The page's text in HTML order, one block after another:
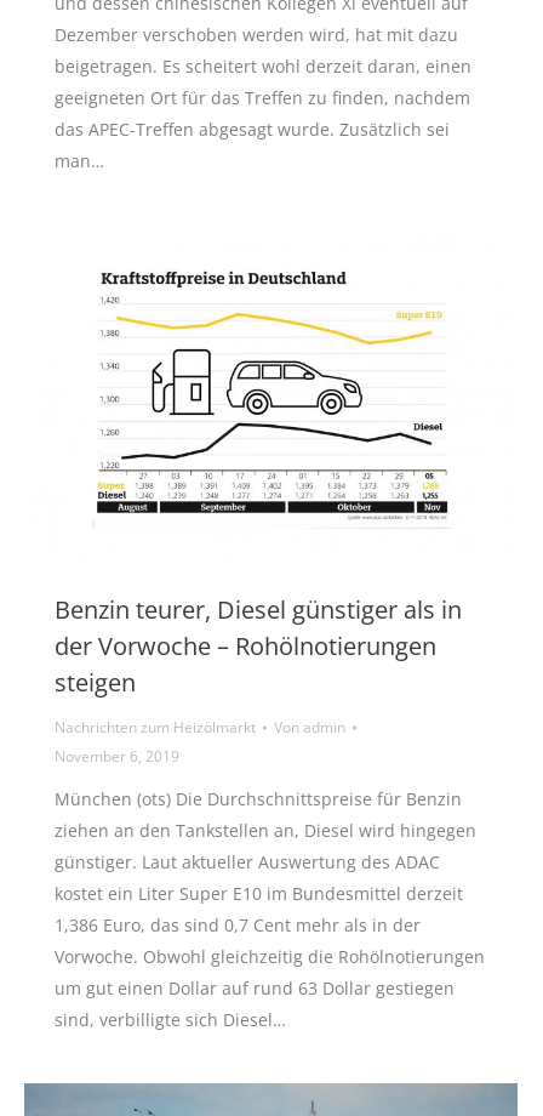
Dezember verschoben werden wird, hat mit dazu
beigetragen. Es scheitert wohl derzeit daran, einen
geeigneten Ort für das Treffen zu finden, nachdem
das APEC-Treffen abgesagt wurde. Zusätzlich sei
man…
Benzin teurer, Diesel günstiger als in
der Vorwoche – Rohölnotierungen
steigen
Nachrichten zum Heizölmarkt Vonadmin
November 6, 2019
München (ots) Die Durchschnittspreise für Benzin
ziehen an den Tankstellen an, Diesel wird hingegen
günstiger. Laut aktueller Auswertung des ADAC
kostet ein Liter Super E10 im Bundesmittel derzeit
1,386 Euro, das sind 0,7 Cent mehr als in der
Vorwoche. Obwohl gleichzeitig die Rohölnotierungen
um gut einen Dollar auf rund 63 Dollar gestiegen
sind, verbilligte sich Diesel…